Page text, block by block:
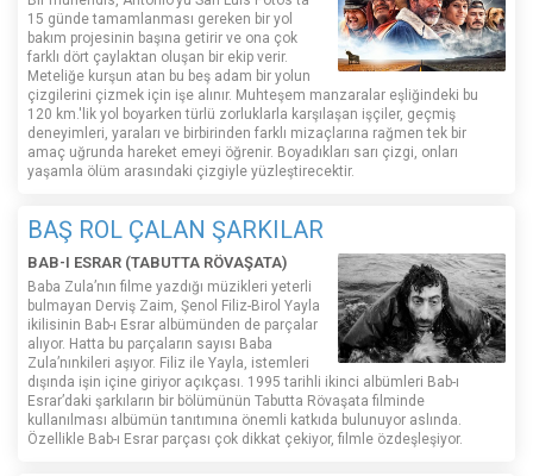
15 günde tamamlanması gereken bir yol
bakım projesinin başına getirir ve ona çok
farklı dört çaylaktan oluşan bir ekip verir.
Meteliğe kurşun atan bu beş adam bir yolun
çizgilerini çizmek için işe alınır. Muhteşem manzaralar eşliğindeki bu
120 km.'lik yol boyarken türlü zorluklarla karşılaşan işçiler, geçmiş
deneyimleri, yaraları ve birbirinden farklı mizaçlarına rağmen tek bir
amaç uğrunda hareket emeyi öğrenir. Boyadıkları sarı çizgi, onları
yaşamla ölüm arasındaki çizgiyle yüzleştirecektir.
BAŞ ROL ÇALAN ŞARKILAR
BAB-I ESRAR (TABUTTA RÖVAŞATA)
Baba Zula’nın filme yazdığı müzikleri yeterli
bulmayan Derviş Zaim, Şenol Filiz-Birol Yayla
ikilisinin Bab-ı Esrar albümünden de parçalar
alıyor. Hatta bu parçaların sayısı Baba
Zula’nınkileri aşıyor. Filiz ile Yayla, istemleri
dışında işin içine giriyor açıkçası. 1995 tarihli ikinci albümleri Bab-ı
Esrar’daki şarkıların bir bölümünün Tabutta Rövaşata filminde
kullanılması albümün tanıtımına önemli katkıda bulunuyor aslında.
Özellikle Bab-ı Esrar parçası çok dikkat çekiyor, filmle özdeşleşiyor.